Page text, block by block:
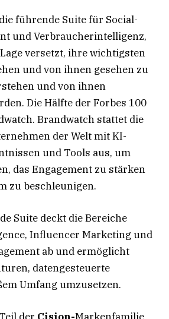
führende Suite für Social-
und Verbraucherintelligenz,
versetzt, ihre wichtigsten
und von ihnen gesehen zu
und von ihnen
Die Hälfte der Forbes 100
Brandwatch stattet die
der Welt mit KI-
und Tools aus, um
das Engagement zu stärken
zu beschleunigen.
Suite deckt die Bereiche
Influencer Marketing und
ab und ermöglicht
datengesteuerte
Umfang umzusetzen.